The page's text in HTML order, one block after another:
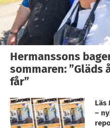
Hermanssons
sommaren:
får”
Läs
–